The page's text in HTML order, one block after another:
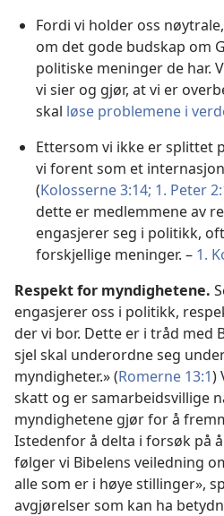
Fordi vi holder oss
om det gode budskap om
politiske meninger de har.
vi sier og gjør, at vi er
skal løse problemene i
Ettersom vi ikke er splittet
vi forent som et
(Kolosserne 3:14; 1. Peter
dette er medlemmene av
engasjerer seg i politikk,
forskjellige meninger. – 1.
Respekt for myndighetene.
engasjerer oss i politikk,
der vi bor. Dette er i tråd med
sjel skal underordne seg
myndigheter.» (Romerne 13:1)
skatt og er samarbeidsvillige
myndighetene gjør for å
Istedenfor å delta i forsøk på
følger vi Bibelens veiledning
alle som er i høye stillinger»,
avgjørelser som kan ha